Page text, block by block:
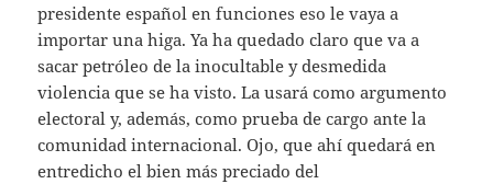
presidente español en funciones eso le vaya a
importar una higa. Ya ha quedado claro que va a
sacar petróleo de la inocultable y desmedida
violencia que se ha visto. La usará como argumento
electoral y, además, como prueba de cargo ante la
comunidad internacional. Ojo, que ahí quedará en
entredicho el bien más preciado del